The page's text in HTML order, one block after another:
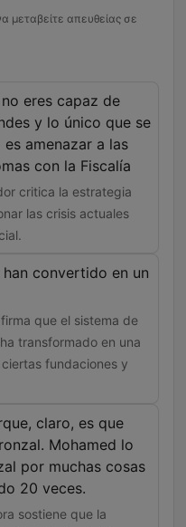
μεταβείτε απευθείας σε
eres capaz de
y lo único que se
amenazar a las
con la Fiscalía
critica la estrategia
las crisis actuales
han convertido en un
que el sistema de
transformado en una
fundaciones y
claro, es que
Mohamed lo
por muchas cosas
20 veces.
sostiene que la